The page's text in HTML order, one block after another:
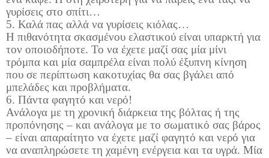
γυρίσεις στο σπίτι…
5. Καλά πας αλλά να γυρίσεις κιόλας…
Η πιθανότητα σκασμένου ελαστικού είναι υπαρκτή για
τον οποιοδήποτε. Το να έχετε μαζί σας μία μίνι
τρόμπα και μία σαμπρέλα είναι πολύ έξυπνη κίνηση
που σε περίπτωση κακοτυχίας θα σας βγάλει από
μπελάδες και προβλήματα.
6. Πάντα φαγητό και νερό!
Ανάλογα με τη χρονική διάρκεια της βόλτας ή της
προπόνησης – και ανάλογα με το σωματικό σας βάρος
– είναι απαραίτητο να έχετε μαζί φαγητό και νερό για
να αναπληρώσετε τη χαμένη ενέργεια και τα υγρά. Μία